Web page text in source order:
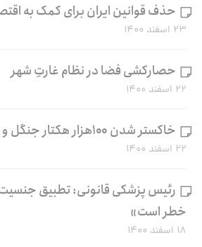
حذف قوانین ایران برای کمک به
۲۳ اسفند ۱۴۰۰
حصارکشی فضا در نظام غارتِ شهر
۲۲ اسفند ۱۴۰۰
خاکستر شدن ۱۰۰هزار هکتار جنگل و مرتع طی ۵ سال
۲۲ اسفند ۱۴۰۰
رئیس پزشکی قانونی: تطبیق
خطر است»
۱۸ اسفند ۱۴۰۰